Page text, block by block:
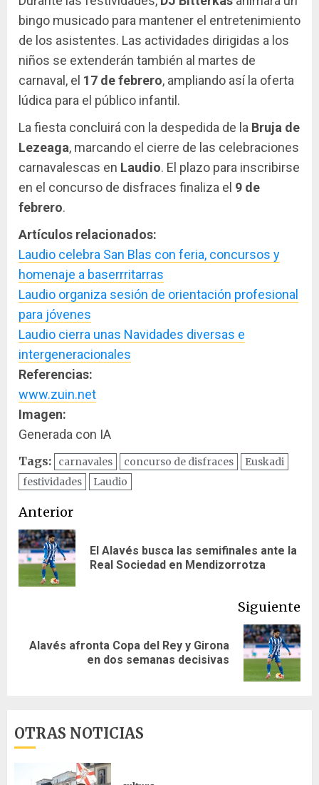
bingo musicado para mantener el entretenimiento
de los asistentes. Las actividades dirigidas a los
niños se extenderán también al martes de
carnaval, el 17 de febrero, ampliando así la oferta
lúdica para el público infantil.
La fiesta concluirá con la despedida de la Bruja de
Lezeaga, marcando el cierre de las celebraciones
carnavalescas en Laudio. El plazo para inscribirse
en el concurso de disfraces finaliza el 9 de
febrero.
Artículos relacionados:
Laudio celebra San Blas con feria, concursos y
homenaje a baserrritarras
Laudio organiza sesión de orientación profesional
para jóvenes
Laudio cierra unas Navidades diversas e
intergeneracionales
Referencias:
www.zuin.net
Imagen:
Generada con IA
Tags: carnavales concurso de disfraces
Euskadi
festividades
Laudio
Navegación
de
entradas
Anterior
El Alavés busca las semifinales ante la
Real Sociedad en Mendizorrotza
Siguiente
Siguiente
Alavés afronta Copa del Rey y Girona
en dos semanas decisivas
OTRAS NOTICIAS